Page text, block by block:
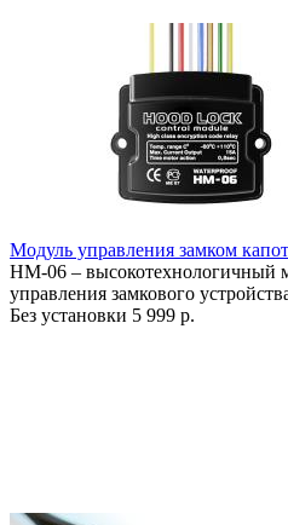
Модуль управления замком
HM-06 – высокотехнологичный
управления замкового
Без установки 5 999 р.